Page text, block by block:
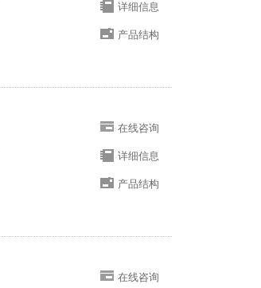
详细信息
产品结构
在线咨询
详细信息
产品结构
在线咨询